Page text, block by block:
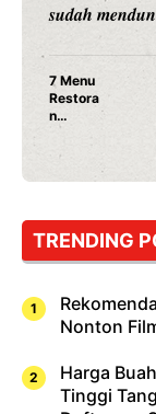
sudah
7 Menu
Restora
n
Jepang
Dicoba,
Cuma
Sushi!
TRENDING
Nonton
Harga
Tinggi